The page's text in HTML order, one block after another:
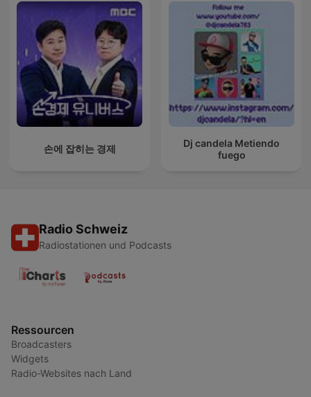
손에 잡히는 경제
Dj candela Metiendo
fuego
Radio Schweiz
Radiostationen und Podcasts
Ressourcen
Broadcasters
Widgets
Radio-Websites nach Land